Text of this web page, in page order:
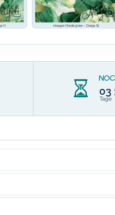
03
Tage
: